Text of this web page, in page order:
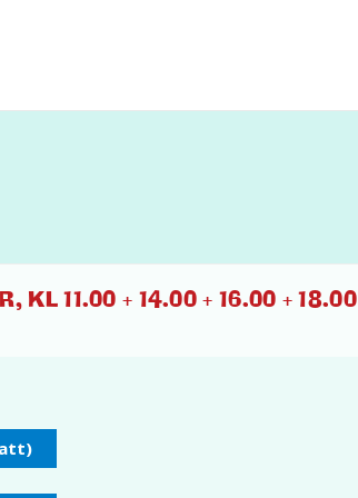
KL 11.00 + 14.00 + 16.00 + 18.00